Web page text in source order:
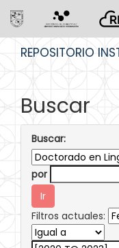
REPOSITORIO
Buscar
Buscar:
por
Filtros actuales: